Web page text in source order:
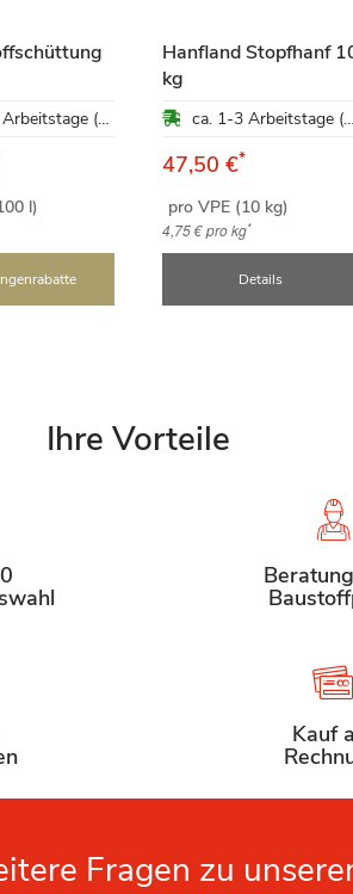
ca. 1-3 Arbeitstage (Mo-Fr)
l)
Hanfland Stopfhanf
kg
ca. 1-3 Arbeitstage (Mo-Fr)
47,50 €*
pro VPE (10 kg)
4,75 €pro kg*
Details
Ihre Vorteile
Kauf
Fragen zu